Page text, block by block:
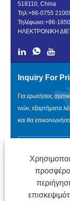
518110, China
Τηλ:+86-0755
Τηλέφωνο:+86-
ΗΛΕΚΤΡΟΝΙΚΗ
Inquiry For
Για ερωτήσεις
ινών, εξαρτήματα
και θα
ΠΝΕΥΜΑΤΙΚΆ